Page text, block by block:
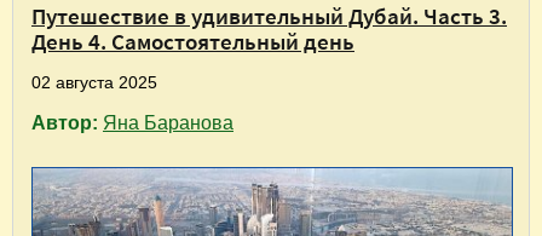
Путешествие в удивительный Дубай. Часть 3.
День 4. Самостоятельный день
02 августа 2025
Автор: Яна Баранова